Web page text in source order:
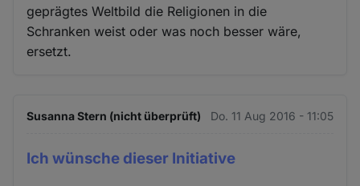
geprägtes Weltbild die Religionen in die
Schranken weist oder was noch besser wäre,
ersetzt.
Susanna Stern (nicht überprüft) Do. 11 Aug 2016 - 11:05
Ich wünsche dieser Initiative